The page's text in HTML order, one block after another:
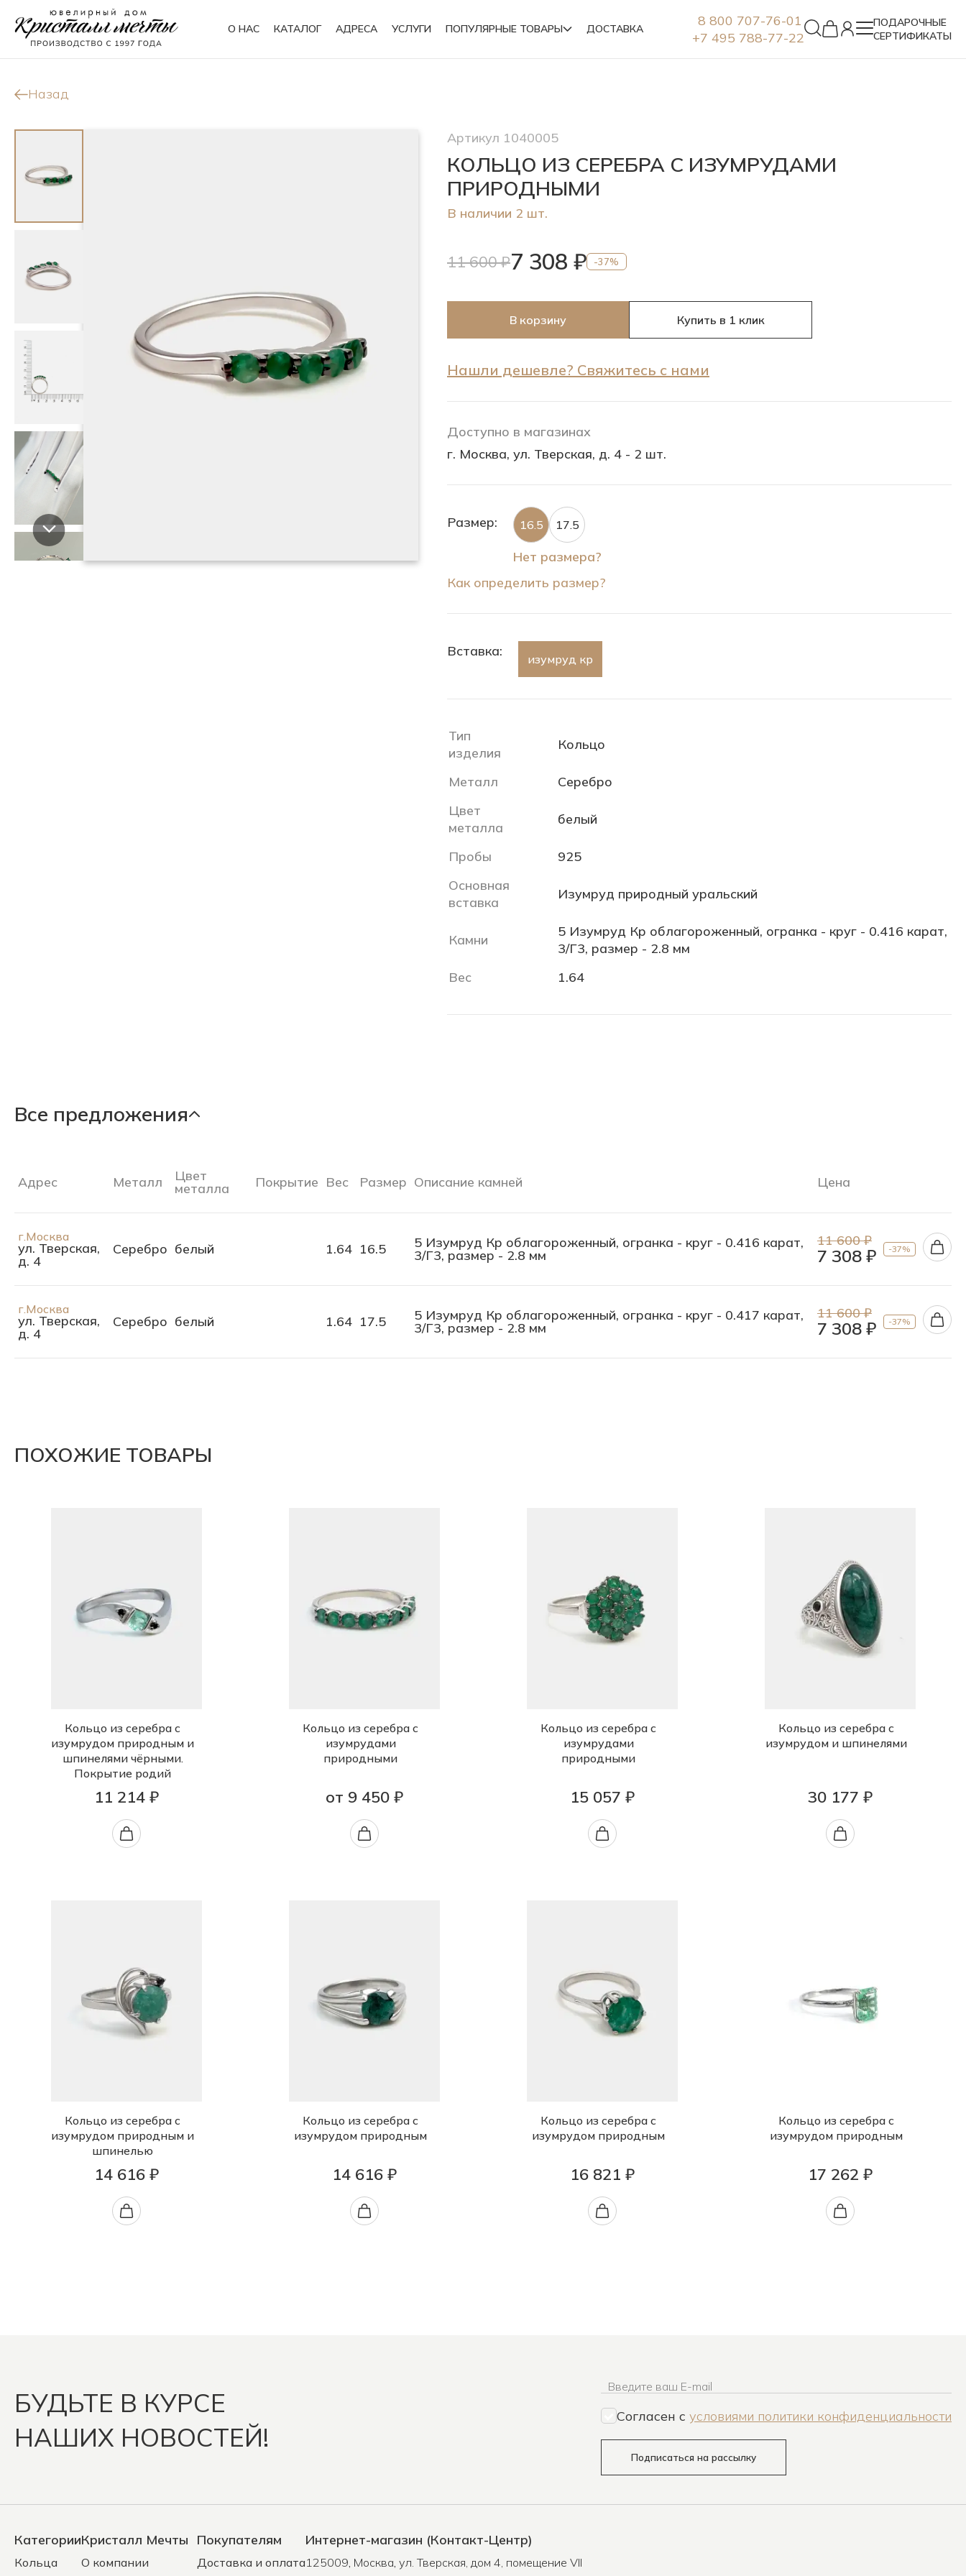
О НАС КАТАЛОГ АДРЕСА УСЛУГИ ПОПУЛЯРНЫЕ ТОВАРЫ ДОСТАВКА
8 800 707-76-01
+7 495 788-77-22
ПОДАРОЧНЫЕ
СЕРТИФИКАТЫ
Кольца
Броши
Назад
Артикул 1040005
КОЛЬЦО ИЗ СЕРЕБРА С ИЗУМРУДАМИ
ПРИРОДНЫМИ
В наличии 2 шт.
11 600 ₽7 308 ₽ -37%
В корзину Купить в 1 клик
Нашли дешевле? Свяжитесь с нами
Доступно в магазинах
г. Москва, ул. Тверская, д. 4 - 2 шт.
Размер: 16.5 17.5
Нет размера?
Как определить размер?
Вставка: изумруд кр
Тип
изделия
Кольцо
Металл
Серебро
Цвет
металла
белый
Пробы
925
Основная
вставка
Изумруд природный уральский
Камни
5 Изумруд Кр облагороженный, огранка - круг - 0.416 карат,
3/Г3, размер - 2.8 мм
Вес
1.64
Все предложения
Адрес Металл Цвет
металла Покрытие Вес Размер Описание камней Цена
г.Москва
ул. Тверская,
д. 4
Серебро белый 1.64 16.5 5 Изумруд Кр облагороженный, огранка - круг - 0.416 карат,
3/Г3, размер - 2.8 мм
11 600 ₽
7 308 ₽ -37%
г.Москва
ул. Тверская,
д. 4
Серебро белый 1.64 17.5 5 Изумруд Кр облагороженный, огранка - круг - 0.417 карат,
3/Г3, размер - 2.8 мм
11 600 ₽
7 308 ₽ -37%
ПОХОЖИЕ ТОВАРЫ
Кольцо из серебра с
изумрудом природным и
шпинелями чёрными.
Покрытие родий
11 214 ₽
Кольцо из серебра с
изумрудами
природными
от 9 450 ₽
Кольцо из серебра с
изумрудами
природными
15 057 ₽
Кольцо из серебра с
изумрудом и шпинелями
30 177 ₽
Кольцо из серебра с
изумрудом природным и
шпинелью
14 616 ₽
Кольцо из серебра с
изумрудом природным
14 616 ₽
Кольцо из серебра с
изумрудом природным
16 821 ₽
Кольцо из серебра с
изумрудом природным
17 262 ₽
БУДЬТЕ В КУРСЕ
НАШИХ НОВОСТЕЙ!
Введите ваш E-mail
Согласен c условиями политики конфиденциальности
Подписаться на рассылку
Категории
Кольца
Кристалл Мечты
О компании
Покупателям
Доставка и оплата
Интернет-магазин (Контакт-Центр)
125009, Москва, ул. Тверская, дом 4, помещение VII